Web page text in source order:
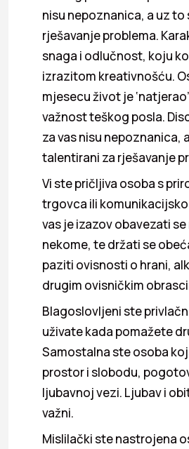
nisu nepoznanica, a uz
rješavanje problema.
snaga i odlučnost, koju
izrazitom kreativnošću.
mjesecu život je
važnost teškog posla.
za vas nisu nepoznanica,
talentirani za rješavanje
Vi ste pričljiva osoba s
trgovca ili
vas je izazov obavezati
nekome, te držati se
paziti ovisnosti o hrani,
drugim ovisničkim
Blagoslovljeni ste
uživate kada pomažete
Samostalna ste osoba
prostor i slobodu,
ljubavnoj vezi. Ljubav i
važni.
Mislilački ste nastrojena